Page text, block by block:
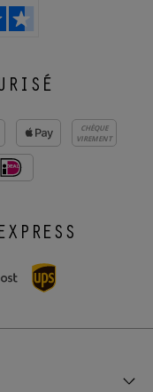
CHÈQUE
VIREMENT